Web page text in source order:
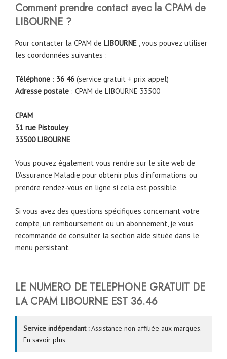
Comment prendre contact avec la CPAM de
LIBOURNE ?
Pour contacter la CPAM de LIBOURNE , vous pouvez utiliser
les coordonnées suivantes :
Téléphone : 36 46 (service gratuit + prix appel)
Adresse postale : CPAM de LIBOURNE 33500
CPAM
31 rue Pistouley
33500 LIBOURNE
Vous pouvez également vous rendre sur le site web de
l’Assurance Maladie pour obtenir plus d’informations ou
prendre rendez-vous en ligne si cela est possible.
Si vous avez des questions spécifiques concernant votre
compte, un remboursement ou un abonnement, je vous
recommande de consulter la section aide située dans le
menu persistant.
LE NUMERO DE TELEPHONE GRATUIT DE
LA CPAM LIBOURNE EST 36.46
Service indépendant :Assistance non affiliée aux marques.
En savoir plus